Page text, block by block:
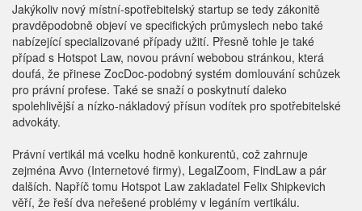
Jakýkoliv nový místní-spotřebitelský startup se tedy zákonitě
pravděpodobně objeví ve specifických průmyslech nebo také
nabízející specializované případy užití. Přesně tohle je také
případ s Hotspot Law, novou právní webobou stránkou, která
doufá, že přinese ZocDoc-podobný systém domlouvání schůzek
pro právní profese. Také se snaží o poskytnutí daleko
spolehlivější a nízko-nákladový přísun vodítek pro spotřebitelské
advokáty.
Právní vertikál má vcelku hodně konkurentů, což zahrnuje
zejména Avvo (Internetové firmy), LegalZoom, FindLaw a pár
dalších. Napříč tomu Hotspot Law zakladatel Felix Shipkevich
věří, že řeší dva neřešené problémy v legáním vertikálu.